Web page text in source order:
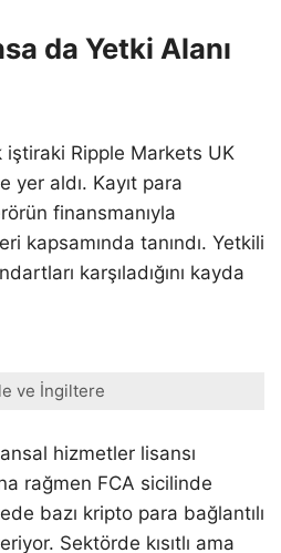
da Yetki Alanı
iştiraki Ripple Markets UK
yer aldı. Kayıt para
finansmanıyla
kapsamında tanındı. Yetkili
karşıladığını kayda
ve İngiltere
hizmetler lisansı
rağmen FCA sicilinde
bazı kripto para bağlantılı
Sektörde kısıtlı ama